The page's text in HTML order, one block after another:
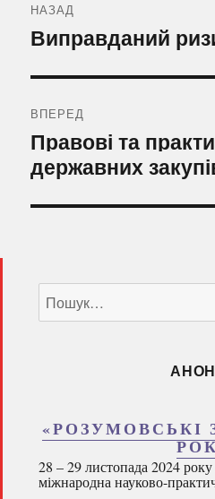
записів
НАЗАД
Попередній
запис:
Виправданий
ВПЕРЕД
Наступний
запис:
Правові та
державних
за
запитом:
«РОЗУМОВСЬКІ
28 – 29 листопада 2024
міжнародна науково-